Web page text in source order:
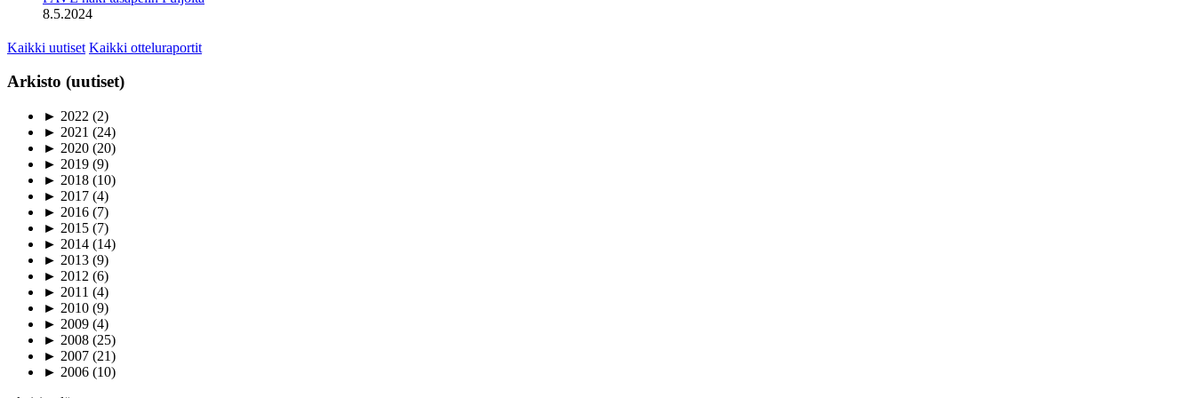
8.5.2024
Kaikki uutiset Kaikki otteluraportit
Arkisto (uutiset)
► 2022 (2)
► 2021 (24)
► 2020 (20)
► 2019 (9)
► 2018 (10)
► 2017 (4)
► 2016 (7)
► 2015 (7)
► 2014 (14)
► 2013 (9)
► 2012 (6)
► 2011 (4)
► 2010 (9)
► 2009 (4)
► 2008 (25)
► 2007 (21)
► 2006 (10)